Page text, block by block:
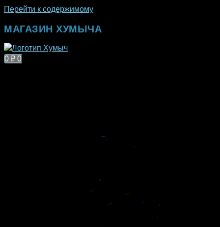
Перейти к содержимому
МАГАЗИН ХУМЫЧА
0 ₽ 0